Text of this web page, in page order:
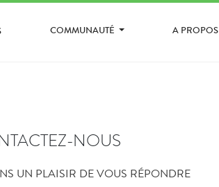
COMMUNAUTÉ A PROPOS
NOUS
UN PLAISIR DE VOUS RÉPONDRE